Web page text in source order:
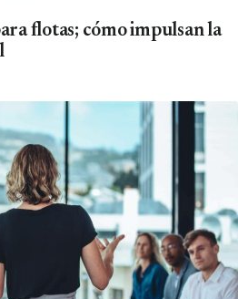
flotas; cómo impulsan la